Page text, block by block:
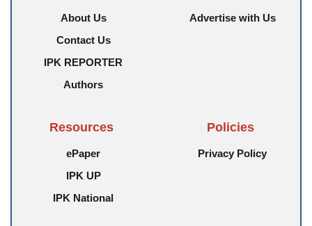
About Us
Contact Us
IPK REPORTER
Authors
Advertise with Us
Resources
ePaper
IPK UP
IPK National
Policies
Privacy Policy